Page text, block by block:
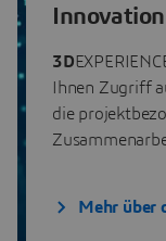
Innovation
3D
Ihnen Zugriff
die
Mehr über